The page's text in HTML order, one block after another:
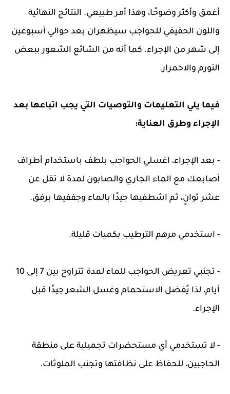
أغمق وأكثر وضوحًا، وهذا أمر طبيعي. النتائج النهائية
واللون الحقيقي للحواجب سيظهران بعد حوالي أسبوعين
إلى شهر من الإجراء. كما أنه من الشائع الشعور ببعض
التورم والاحمرار.
فيما يلي التعليمات والتوصيات التي يجب اتباعها بعد
الإجراء وطرق العناية:
- بعد الإجراء، اغسلي الحواجب بلطف باستخدام أطراف
أصابعك مع الماء الجاري والصابون لمدة لا تقل عن
عشر ثوانٍ، ثم اشطفيها جيدًا بالماء وجففيها برفق.
- استخدمي مرهم الترطيب بكميات قليلة.
- تجنبي تعريض الحواجب للماء لمدة تتراوح بين 7 إلى 10
أيام، لذا يُفضل الاستحمام وغسل الشعر جيدًا قبل
الإجراء.
- لا تستخدمي أي مستحضرات تجميلية على منطقة
الحاجبين، للحفاظ على نظافتها وتجنب الملوثات.